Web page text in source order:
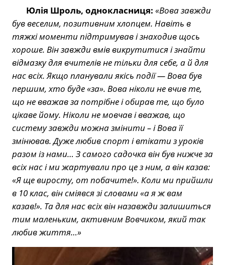
Юлія Шроль, однокласниця: «Вова завжди
був веселим, позитивним хлопцем. Навіть в
тяжкі моменти підтримував і знаходив щось
хороше. Він завжди вмів викрутитися і знайти
відмазку для вчителів не тільки для себе, а й для
нас всіх. Якщо планували якісь події — Вова був
першим, хто буде «за». Вова ніколи не вчив те,
що не вважав за потрібне і обирав те, що було
цікаве йому. Ніколи не мовчав і вважав, що
систему завжди можна змінити – і Вова її
змінював. Дуже любив спорт і втікати з уроків
разом із нами… З самого садочка він був нижче за
всіх нас і ми жартували про це з ним, а він казав:
«Я ще виросту, от побачите!». Коли ми прийшли
в 10 клас, він сміявся зі словами «а я ж вам
казав!». Та для нас всіх він назавжди залишиться
тим маленьким, активним Вовчиком, який так
любив життя…»